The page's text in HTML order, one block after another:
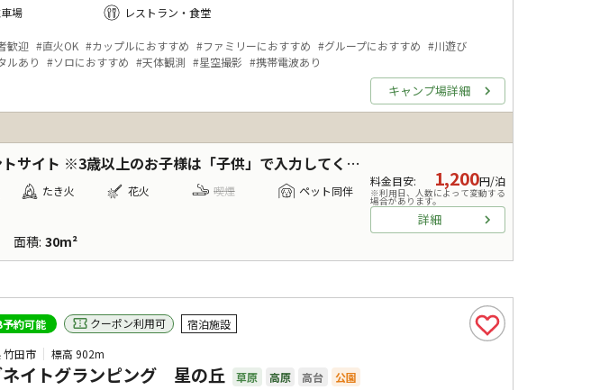
場
レストラン・食堂
歓迎 #直火OK #カップルにおすすめ #ファミリーにおすすめ #グループにおすすめ #川遊び
ルあり #ソロにおすすめ #天体観測 #星空撮影 #携帯電波あり
キャンプ場詳細
サイト ※3歳以上のお子様は「子供」で入力してください
たき火 花火 喫煙
ペット同伴
面積: 30m²
料金目安: 1,200円/泊
※利用日、人数によって変動する
場合があります。
詳細
予約可能 クーポン利用可
宿泊施設
竹田市
標高902m
ネイトグランピング 星の丘 草原 高原 高台
公園